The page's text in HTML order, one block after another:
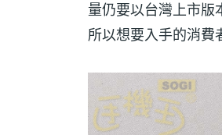
量仍要以台灣上市版
所以想要入手的消費